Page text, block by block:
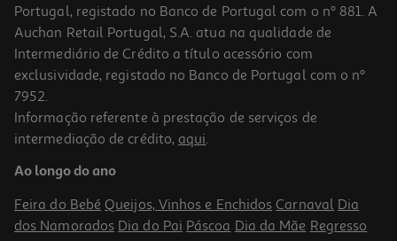
-23%
Caneca Inox Demon Hunters Zoey
16.99 €/un
16,99 €
Promoção
Portugal, registado no Banco de Portugal com o nº 881. A
Auchan Retail Portugal, S.A. atua na qualidade de
Intermediário de Crédito a título acessório com
exclusividade, registado no Banco de Portugal com o nº
7952.
Informação referente à prestação de serviços de
intermediação de crédito, aqui.
Ao longo do ano
Feira do Bebé Queijos, Vinhos e Enchidos Carnaval Dia
dos Namorados Dia do Pai Páscoa Dia da Mãe Regresso